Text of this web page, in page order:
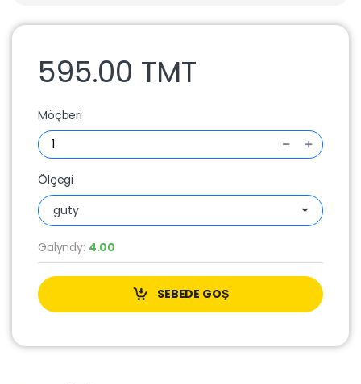
595.00 TMT
Möçberi
Ölçegi
guty
Galyndy: 4.00
SEBEDE GOŞ